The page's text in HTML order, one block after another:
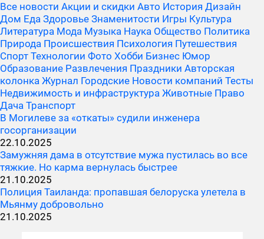
Все новости Акции и скидки Авто История Дизайн
Дом Еда Здоровье Знаменитости Игры Культура
Литература Мода Музыка Наука Общество Политика
Природа Происшествия Психология Путешествия
Спорт Технологии Фото Хобби Бизнес Юмор
Образование Развлечения Праздники Авторская
колонка Журнал Городские Новости компаний Тесты
Недвижимость и инфраструктура Животные Право
Дача Транспорт
В Могилеве за «откаты» судили инженера
госорганизации
22.10.2025
Замужняя дама в отсутствие мужа пустилась во все
тяжкие. Но карма вернулась быстрее
21.10.2025
Полиция Таиланда: пропавшая белоруска улетела в
Мьянму добровольно
21.10.2025